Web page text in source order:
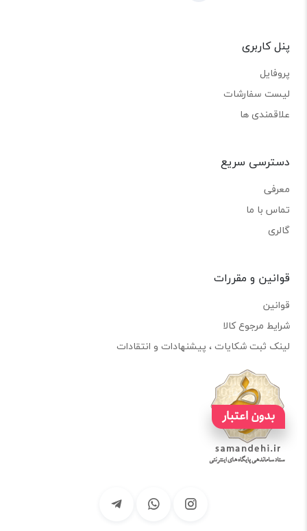
پنل کاربری
پروفایل
لیست سفارشات
علاقمندی ها
دسترسی سریع
معرفی
تماس با ما
گالری
قوانین و مقررات
قوانین
شرایط مرجوع کالا
لینک ثبت شکایات ، پیشنهادات و انتقادات